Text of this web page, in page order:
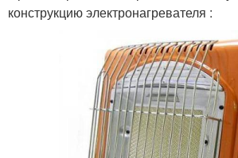
конструкцию электронагревателя :